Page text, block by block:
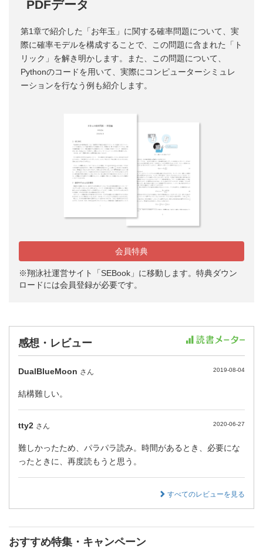
PDFデータ
第1章で紹介した「お年玉」に関する確率問題について、実
際に確率モデルを構成することで、この問題に含まれた「ト
リック」を解き明かします。また、この問題について、
Pythonのコードを用いて、実際にコンピューターシミュレ
ーションを行なう例も紹介します。
会員特典
※翔泳社運営サイト「SEBook」に移動します。特典ダウン
ロードには会員登録が必要です。
感想・レビュー
DualBlueMoon さん 2019-08-04
結構難しい。
tty2 さん 2020-06-27
難しかったため、パラパラ読み。時間があるとき、必要にな
ったときに、再度読もうと思う。
すべてのレビューを見る
おすすめ特集・キャンペーン